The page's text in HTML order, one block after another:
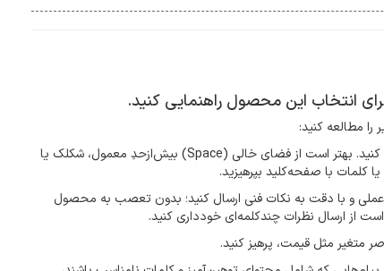
انتخاب این محصول راهنمایی کنید.
را مطالعه کنید:
فارسی بنویسید و از کیبورد فارسی استفاده کنید. بهتر است از فضای خالی (Space) بیش‌از‌حدِ معمول، شکلک یا
کلمات با صفحه‌کلید بپرهیزید.
عملی و با دقت به نکات فنی ارسال کنید؛ بدون تعصب به محصول
از ارسال نظرات چندکلمه‌‌ای خودداری کنید.
متغیر مثل قیمت، پرهیز کنید.